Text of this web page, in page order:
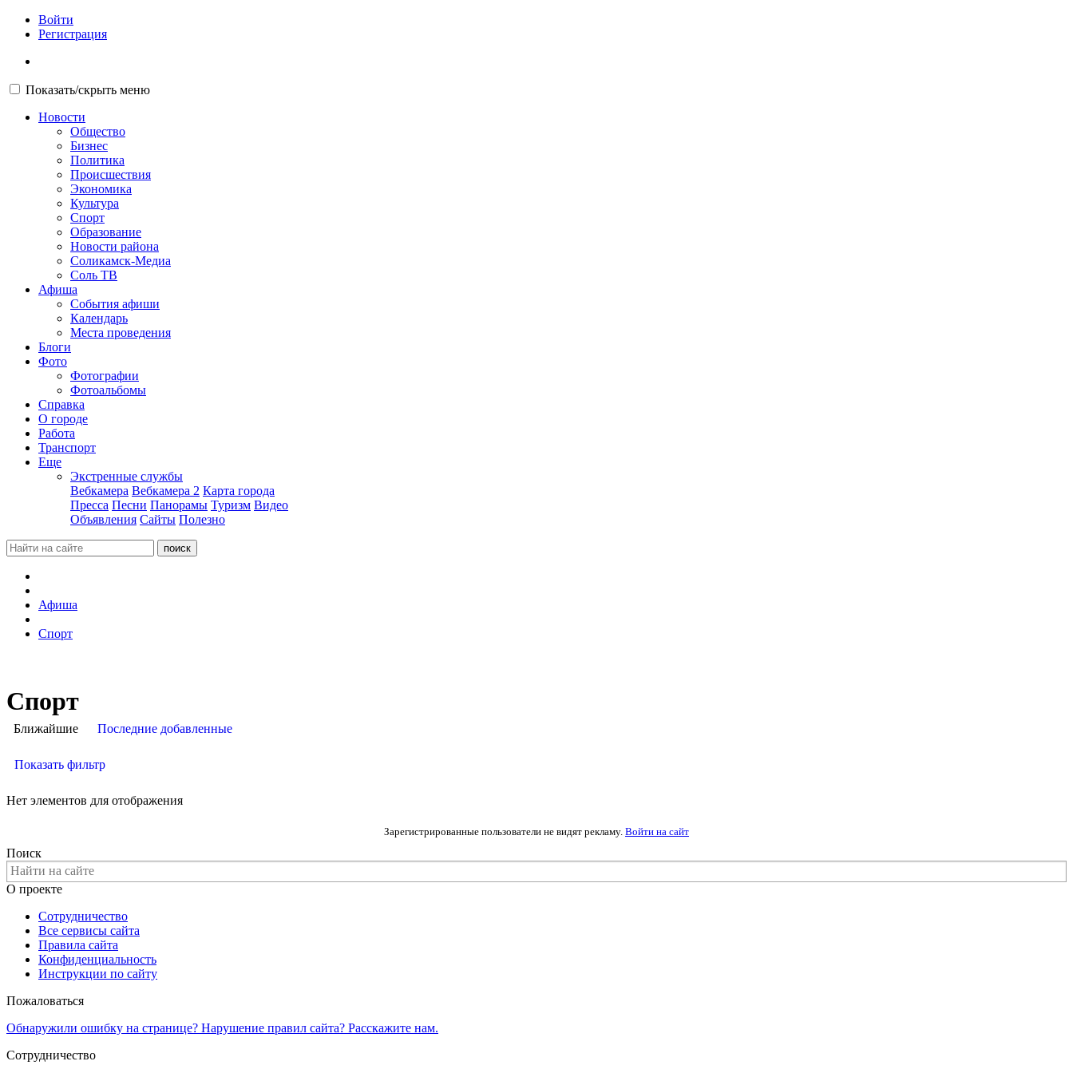
Войти
Регистрация
Показать/скрыть меню
Новости
Общество
Бизнес
Политика
Происшествия
Экономика
Культура
Спорт
Образование
Новости района
Соликамск-Медиа
Соль ТВ
Афиша
События афиши
Календарь
Места проведения
Блоги
Фото
Фотографии
Фотоальбомы
Справка
О городе
Работа
Транспорт
Еще
Экстренные службы
Вебкамера Вебкамера 2 Карта города
Пресса Песни Панорамы Туризм Видео
Объявления Сайты Полезно
Афиша
Спорт
Спорт
Ближайшие Последние добавленные
Показать фильтр
Нет элементов для отображения
Зарегистрированные пользователи не видят рекламу. Войти на сайт
Поиск
О проекте
Сотрудничество
Все сервисы сайта
Правила сайта
Конфиденциальность
Инструкции по сайту
Пожаловаться
Обнаружили ошибку на странице? Нарушение правил сайта? Расскажите нам.
Сотрудничество